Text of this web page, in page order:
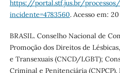
https://portal.stf.jus.br/processos/
incidente=4783560. Acesso em:
BRASIL. Conselho Nacional de
Promoção dos Direitos de
e Transexuais (CNCD/LGBT);
Criminal e Penitenciária (CNPCP).